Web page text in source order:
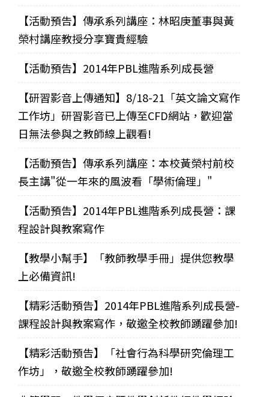
【活動預告】傳承系列講座：林昭庚董事與黃
榮村講座教授分享寶貴經驗
【活動預告】2014年PBL進階系列成長營
【研習影音上傳通知】8/18-21「英文論文寫作
工作坊」研習影音已上傳至CFD網站，歡迎當
日無法參與之教師線上觀看!
【活動預告】傳承系列講座：本校黃榮村前校
長主講"從一年來的風波看「學術倫理」"
【活動預告】2014年PBL進階系列成長營：課
程設計與教案寫作
【教學小幫手】「教師教學手冊」提供您教學
上必備資訊!
【精彩活動預告】2014年PBL進階系列成長營-
課程設計與教案寫作，敬邀全校教師踴躍參加!
【精彩活動預告】「社會行為科學研究倫理工
作坊」，敬邀全校教師踴躍參加!